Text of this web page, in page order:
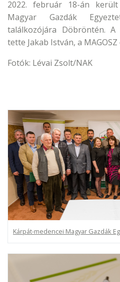
2022. február 18-án
Magyar Gazdák
találkozójára Döbröntén. A
tette Jakab István, a
Fotók: Lévai Zsolt/NAK
Kárpát-medencei Magyar Gazdák